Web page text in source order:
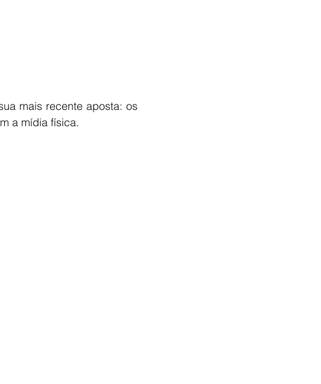
mais recente aposta: os
a mídia física.